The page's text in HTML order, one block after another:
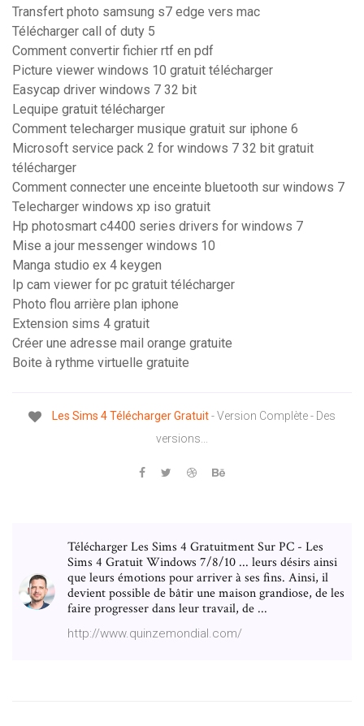
Transfert photo samsung s7 edge vers mac
Télécharger call of duty 5
Comment convertir fichier rtf en pdf
Picture viewer windows 10 gratuit télécharger
Easycap driver windows 7 32 bit
Lequipe gratuit télécharger
Comment telecharger musique gratuit sur iphone 6
Microsoft service pack 2 for windows 7 32 bit gratuit
télécharger
Comment connecter une enceinte bluetooth sur windows 7
Telecharger windows xp iso gratuit
Hp photosmart c4400 series drivers for windows 7
Mise a jour messenger windows 10
Manga studio ex 4 keygen
Ip cam viewer for pc gratuit télécharger
Photo flou arrière plan iphone
Extension sims 4 gratuit
Créer une adresse mail orange gratuite
Boite à rythme virtuelle gratuite
Les Sims 4TéléchargerGratuit- Version Complète - Des
versions...
Télécharger Les Sims 4 Gratuitment Sur PC - Les
Sims 4 Gratuit Windows 7/8/10 ... leurs désirs ainsi
que leurs émotions pour arriver à ses fins. Ainsi, il
devient possible de bâtir une maison grandiose, de les
faire progresser dans leur travail, de ...
http://www.quinzemondial.com/